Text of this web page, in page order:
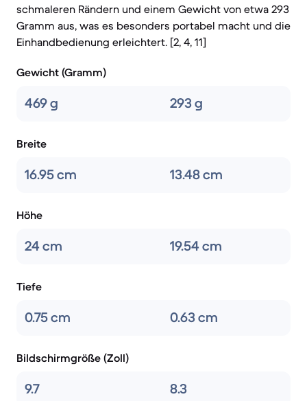
schmaleren Rändern und einem Gewicht von etwa 293
Gramm aus, was es besonders portabel macht und die
Einhandbedienung erleichtert. [2, 4, 11]
Gewicht (Gramm)
469 g 293 g
Breite
16.95 cm 13.48 cm
Höhe
24 cm 19.54 cm
Tiefe
0.75 cm 0.63 cm
Bildschirmgröße (Zoll)
9.7 8.3